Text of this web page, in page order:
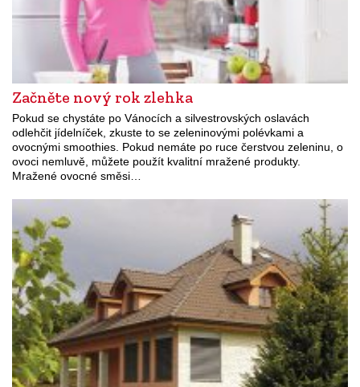
Začněte nový rok zlehka
Pokud se chystáte po Vánocích a silvestrovských oslavách
odlehčit jídelníček, zkuste to se zeleninovými polévkami a
ovocnými smoothies. Pokud nemáte po ruce čerstvou zeleninu, o
ovoci nemluvě, můžete použít kvalitní mražené produkty.
Mražené ovocné směsi…